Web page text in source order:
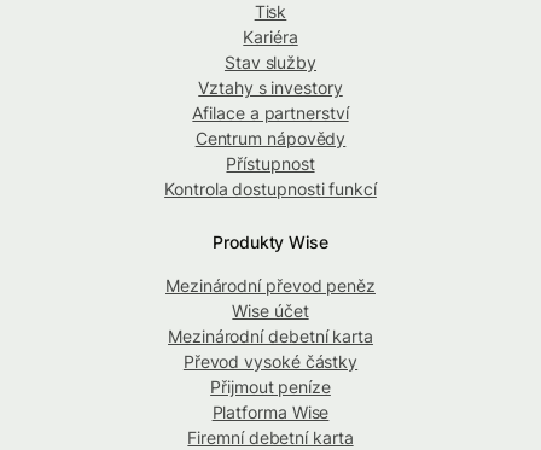
Tisk
Kariéra
Stav služby
Vztahy s investory
Afilace a partnerství
Centrum nápovědy
Přístupnost
Kontrola dostupnosti funkcí
Produkty Wise
Mezinárodní převod peněz
Wise účet
Mezinárodní debetní karta
Převod vysoké částky
Přijmout peníze
Platforma Wise
Firemní debetní karta